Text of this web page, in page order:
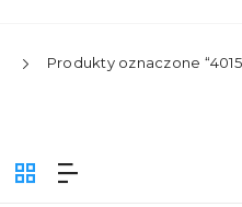
Produkty oznaczone